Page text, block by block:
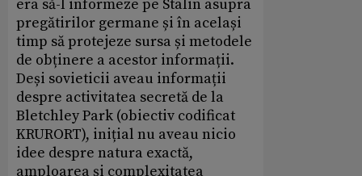
era să-l informeze pe Stalin asupra
pregătirilor germane și în același
timp să protejeze sursa și metodele
de obținere a acestor informații.
Deși sovieticii aveau informații
despre activitatea secretă de la
Bletchley Park (obiectiv codificat
KRURORT), inițial nu aveau nicio
idee despre natura exactă,
amploarea și complexitatea